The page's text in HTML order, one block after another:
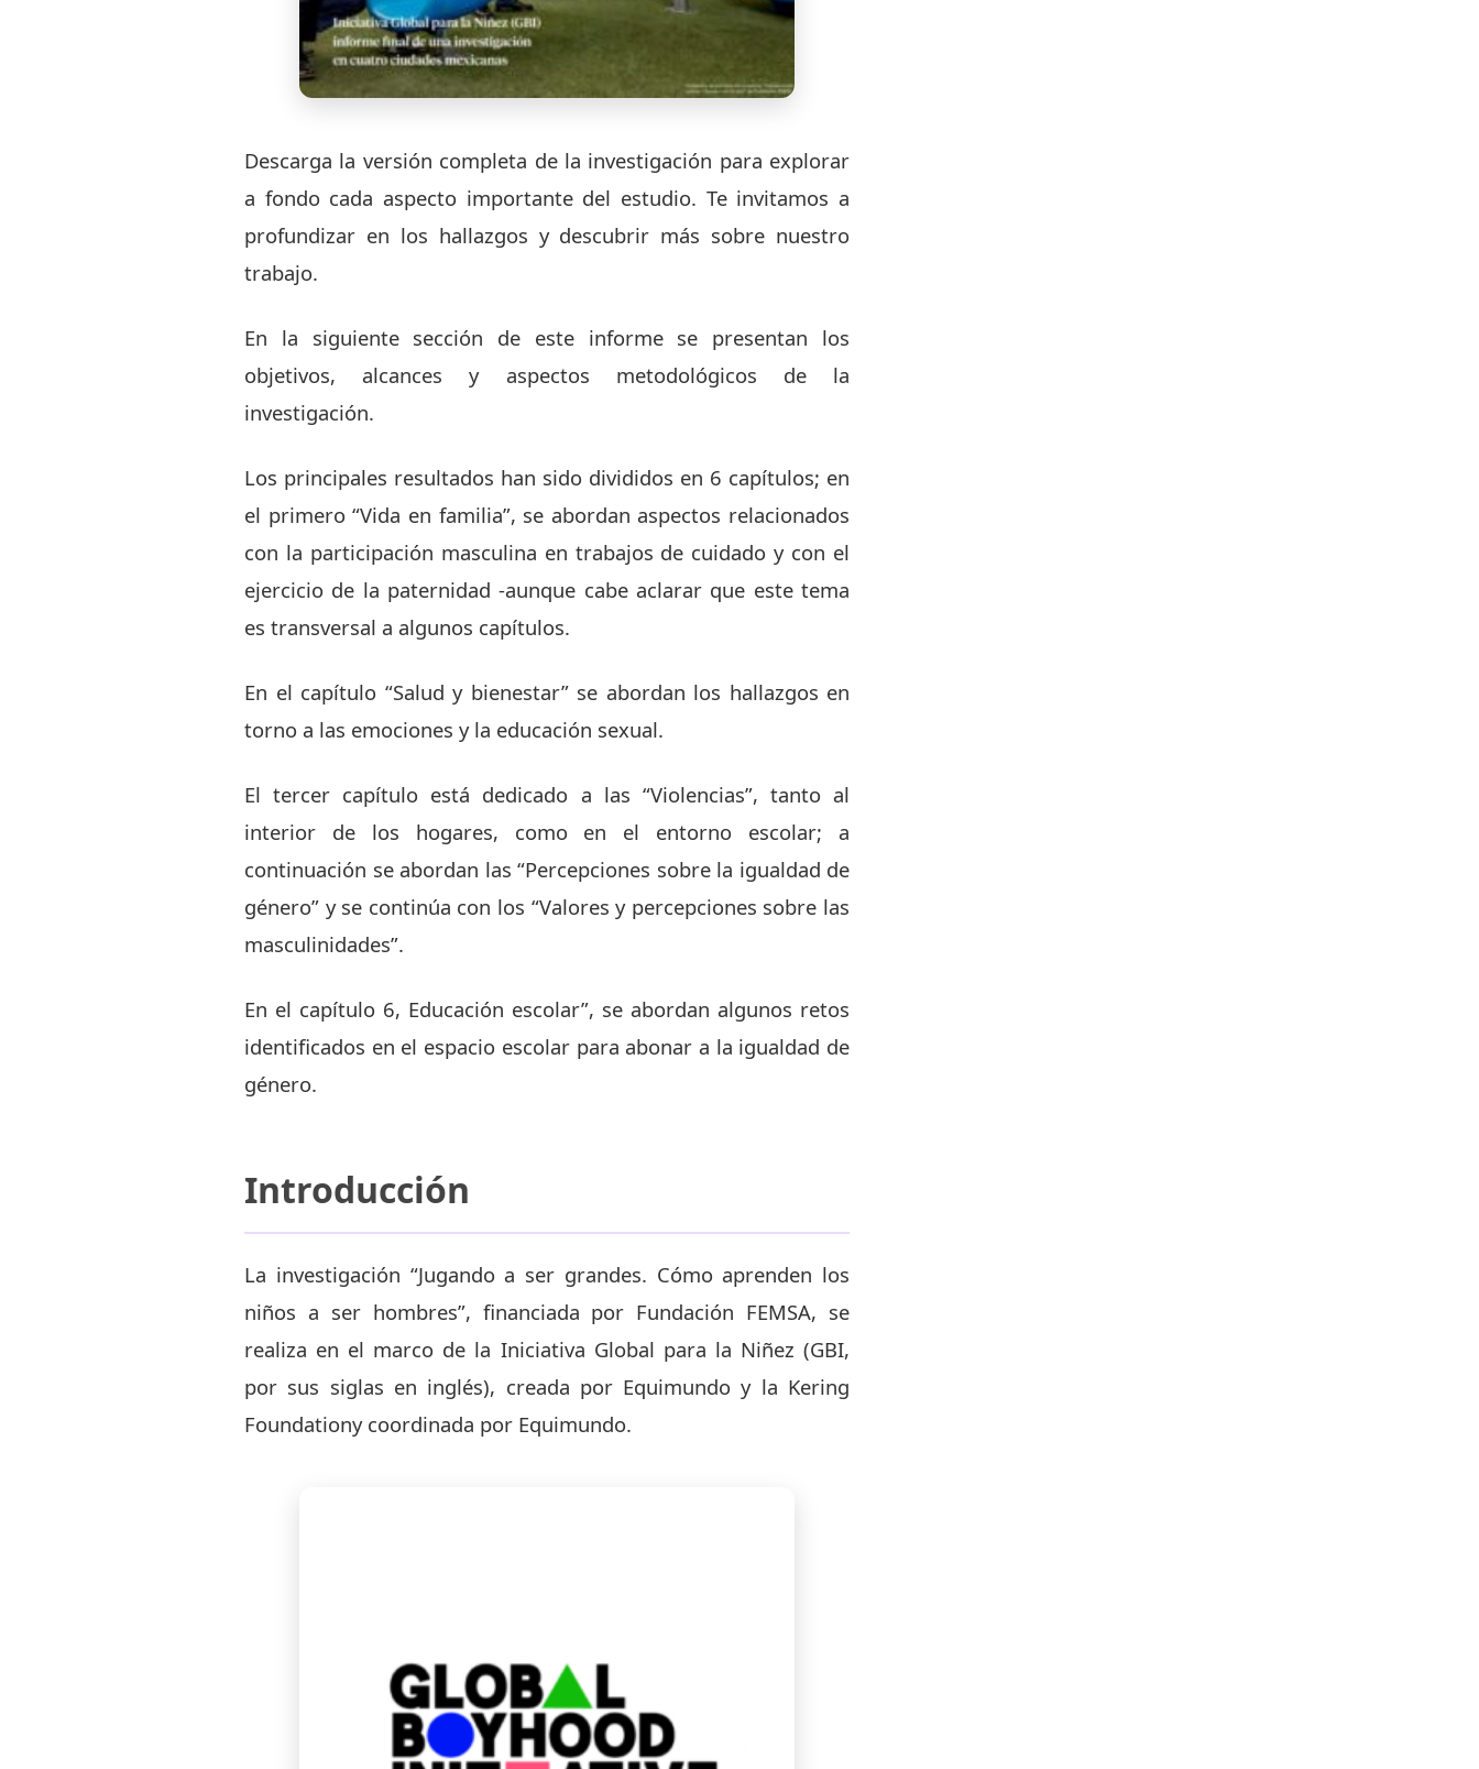
Descarga la versión completa de la investigación para explorar
a fondo cada aspecto importante del estudio. Te invitamos a
profundizar en los hallazgos y descubrir más sobre nuestro
trabajo.
En la siguiente sección de este informe se presentan los
objetivos, alcances y aspectos metodológicos de la
investigación.
Los principales resultados han sido divididos en 6 capítulos; en
el primero “Vida en familia”, se abordan aspectos relacionados
con la participación masculina en trabajos de cuidado y con el
ejercicio de la paternidad -aunque cabe aclarar que este tema
es transversal a algunos capítulos.
En el capítulo “Salud y bienestar” se abordan los hallazgos en
torno a las emociones y la educación sexual.
El tercer capítulo está dedicado a las “Violencias”, tanto al
interior de los hogares, como en el entorno escolar; a
continuación se abordan las “Percepciones sobre la igualdad de
género” y se continúa con los “Valores y percepciones sobre las
masculinidades”.
En el capítulo 6, Educación escolar”, se abordan algunos retos
identificados en el espacio escolar para abonar a la igualdad de
género.
Introducción
La investigación “Jugando a ser grandes. Cómo aprenden los
niños a ser hombres”, financiada por Fundación FEMSA, se
realiza en el marco de la Iniciativa Global para la Niñez (GBI,
por sus siglas en inglés), creada por Equimundo y la Kering
Foundationy coordinada por Equimundo.